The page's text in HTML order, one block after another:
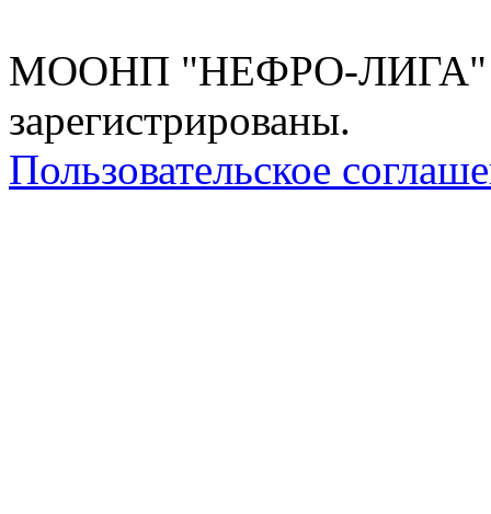
МООНП "НЕФРО-ЛИГА"
зарегистрированы.
Пользовательское